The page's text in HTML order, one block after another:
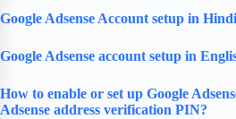
Google Adsense Account setup in
Google Adsense account setup in
How to enable or set up Google
Adsense address verification PIN?